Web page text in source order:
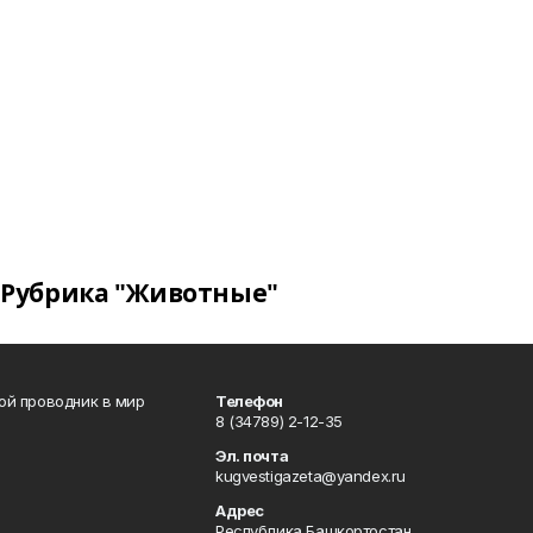
Рубрика "Животные"
проводник в мир
Телефон
8 (34789) 2-12-35
Эл. почта
kugvestigazeta@yandex.ru
Адрес